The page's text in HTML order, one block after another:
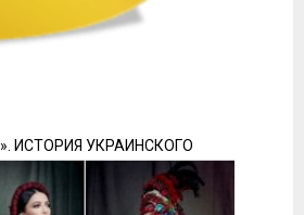
ИСТОРИЯ УКРАИНСКОГО